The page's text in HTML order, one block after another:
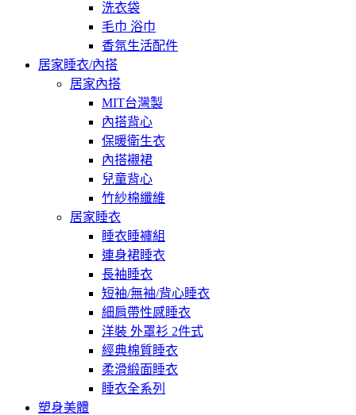
洗衣袋
毛巾 浴巾
香氛生活配件
居家睡衣/內搭
居家內搭
MIT台灣製
內搭背心
保暖衛生衣
內搭襯裙
兒童背心
竹紗棉纖維
居家睡衣
睡衣睡褲組
連身裙睡衣
長袖睡衣
短袖/無袖/背心睡衣
細肩帶性感睡衣
洋裝 外罩衫 2件式
經典棉質睡衣
柔滑緞面睡衣
睡衣全系列
塑身美體